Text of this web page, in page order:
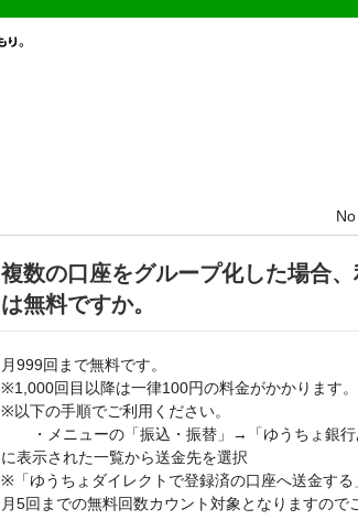
No
複数の口座をグループ化した場合
は無料ですか。
月999回まで無料です。
※1,000回目以降は一律100円の料金がかかります。
※以下の手順でご利用ください。
・メニューの「振込・振替」→「ゆうちょ銀行
に表示された一覧から送金先を選択
※「ゆうちょダイレクトで登録済の口座へ送金す
月5回までの無料回数カウント対象となりますので